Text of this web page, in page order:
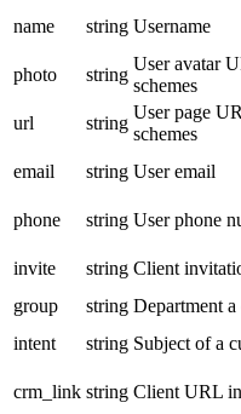
name string Username
photo
string
User avatar
schemes
url
string
User page
schemes
email
string User email
phone
string User phone
invite
string Client
group
string Department
intent
string Subject of a
crm_link string Client URL